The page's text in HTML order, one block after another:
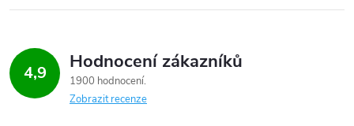
r
v
k 4,9 Hodnocení zákazníků
1900 hodnocení
Zobrazit recenze